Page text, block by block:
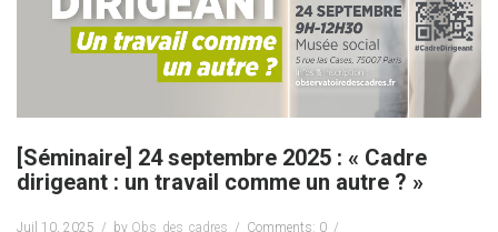
[Séminaire] 24 septembre 2025 : « Cadre
dirigeant : un travail comme un autre ? »
Juil 10, 2025 by Obs_des_cadres
Comments: 0